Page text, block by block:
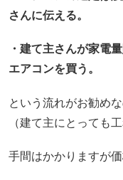
さんに伝える。
・建て主さんが家電
エアコンを買う。
という流れがお勧め
（建て主にとっても
手間はかかりますが